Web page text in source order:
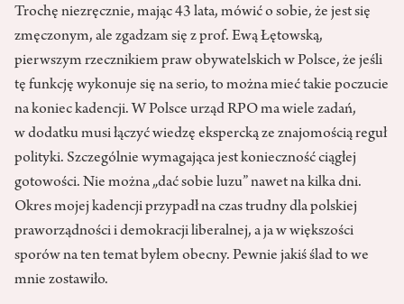
Trochę niezręcznie, mając 43 lata, mówić o sobie, że jest się
zmęczonym, ale zgadzam się z prof. Ewą Łętowską,
pierwszym rzecznikiem praw obywatelskich w Polsce, że jeśli
tę funkcję wykonuje się na serio, to można mieć takie poczucie
na koniec kadencji. W Polsce urząd RPO ma wiele zadań,
w dodatku musi łączyć wiedzę ekspercką ze znajomością reguł
polityki. Szczególnie wymagająca jest konieczność ciągłej
gotowości. Nie można „dać sobie luzu” nawet na kilka dni.
Okres mojej kadencji przypadł na czas trudny dla polskiej
praworządności i demokracji liberalnej, a ja w większości
sporów na ten temat byłem obecny. Pewnie jakiś ślad to we
mnie zostawiło.